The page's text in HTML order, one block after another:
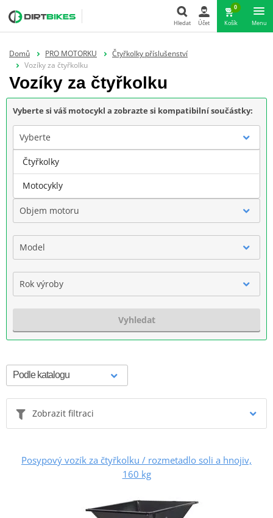
Hledat Účet
0
Košík Menu
Domů PRO MOTORKU
Čtyřkolky příslušenství
Vozíky za čtyřkolku
Vozíky za čtyřkolku
Vyberte si váš motocykl a zobrazte si kompatibilní součástky:
Vyberte
Značka
Objem motoru
Model
Rok výroby
Vyhledat
Zobrazit filtraci
Posypový vozík za čtyřkolku / rozmetadlo soli a hnojiv,
160 kg
Čtyřkolky
Motocykly